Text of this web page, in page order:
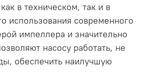
в техническом, так и в
использования современного
импеллера и значительно
насосу работать, не
обеспечить наилучшую